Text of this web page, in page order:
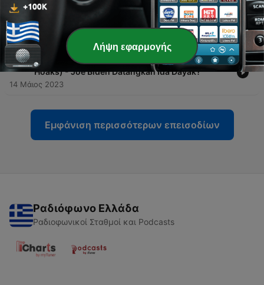
226
Berita Sepekan 15 - 20 Mei 2023 : Diskominfo
Evaluasi Penggunaan Tandatangan Elektronik
21 Μάιος 2023
225 - Seblaks (Seputar Berita dan Langkah Antisipasi
Hoaks) - Joe Biden Datangkan Ida Dayak?
14 Μάιος 2023
Εμφάνιση περισσότερων επεισοδίων
Ραδιόφωνο Ελλάδα
Ραδιοφωνικοί Σταθμοί και Podcasts
Λήψη εφαρμογής